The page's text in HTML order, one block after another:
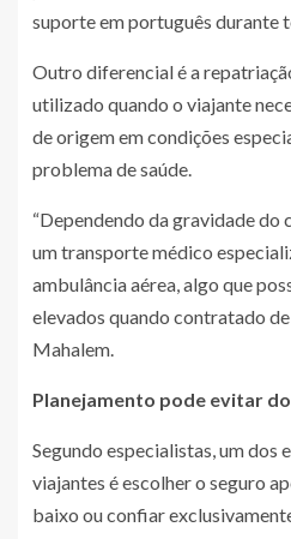
suporte em português durante
Outro diferencial é a
utilizado quando o viajante
de origem em condições
problema de saúde.
“Dependendo da gravidade do
um transporte médico
ambulância aérea, algo que
elevados quando contratado
Mahalem.
Planejamento pode evitar
Segundo especialistas, um dos
viajantes é escolher o seguro
baixo ou confiar